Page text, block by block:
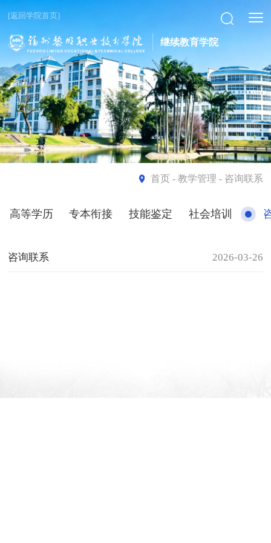
[返回学院首页]
继续教育学院
首页- 教学管理 - 咨询联系
高等学历 专本衔接 技能鉴定 社会培训
咨询联系 2026-03-26